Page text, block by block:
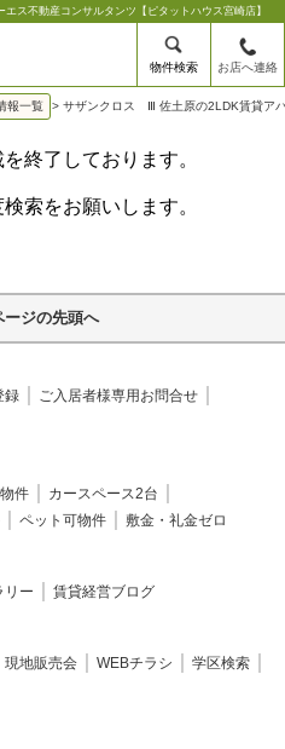
ス不動産コンサルタンツ【ピタットハウス宮崎店】
物件検索 お店へ連絡
報一覧 > サザンクロス Ⅲ 佐土原の2LDK賃貸ア
終了しております。
索をお願いします。
ージの先頭へ
録
ご入居者様専用お問合せ
件
カースペース2台
ペット可物件 敷金・礼金ゼロ
リー 賃貸経営ブログ
現地販売会 WEBチラシ
学区検索